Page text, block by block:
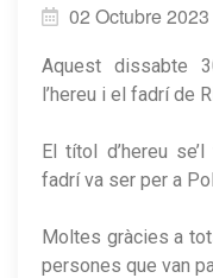
02 Octubre 2023
Aquest dissabte
l’hereu i el fadrí de
El títol d’hereu
fadrí va ser per a
Moltes gràcies a
persones que van